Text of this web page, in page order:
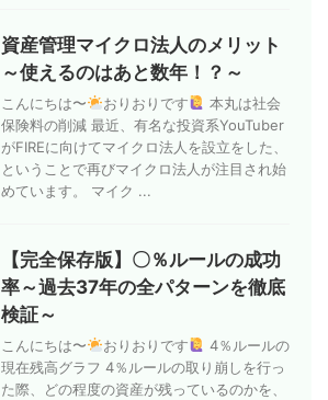
資産管理マイクロ法人のメリット
～使えるのはあと数年！？～
こんにちは〜 おりおりです
本丸は社会
保険料の削減 最近、有名な投資系YouTuber
がFIREに向けてマイクロ法人を設立をした、
ということで再びマイクロ法人が注目され始
めています。 マイク ...
【完全保存版】〇％ルールの成功
率～過去37年の全パターンを徹底
検証～
こんにちは〜 おりおりです
4％ルールの
現在残高グラフ 4％ルールの取り崩しを行っ
た際、どの程度の資産が残っているのかを、